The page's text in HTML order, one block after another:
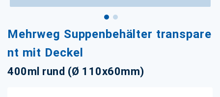
Mehrweg Suppenbehälter transpare
nt mit Deckel
400ml rund (Ø 110x60mm)
Anfang
der
Bildgalerie
springen